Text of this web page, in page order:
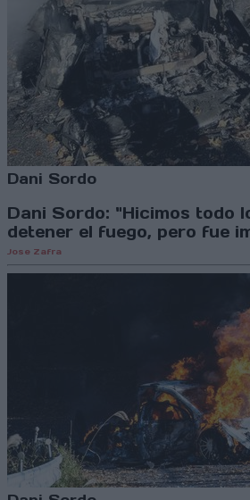
Dani Sordo
Dani Sordo: "Hicimos todo
detener el fuego, pero fue
Jose Zafra